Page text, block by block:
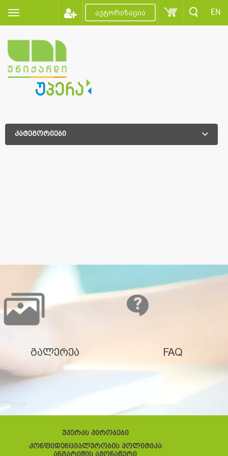
ავტორიზაცია EN
კატეგორიები
გალერეა FAQ
უპერას პირობები
კონფიდენციალურობის პოლიტიკა
ანგარიშის ამონაწერი